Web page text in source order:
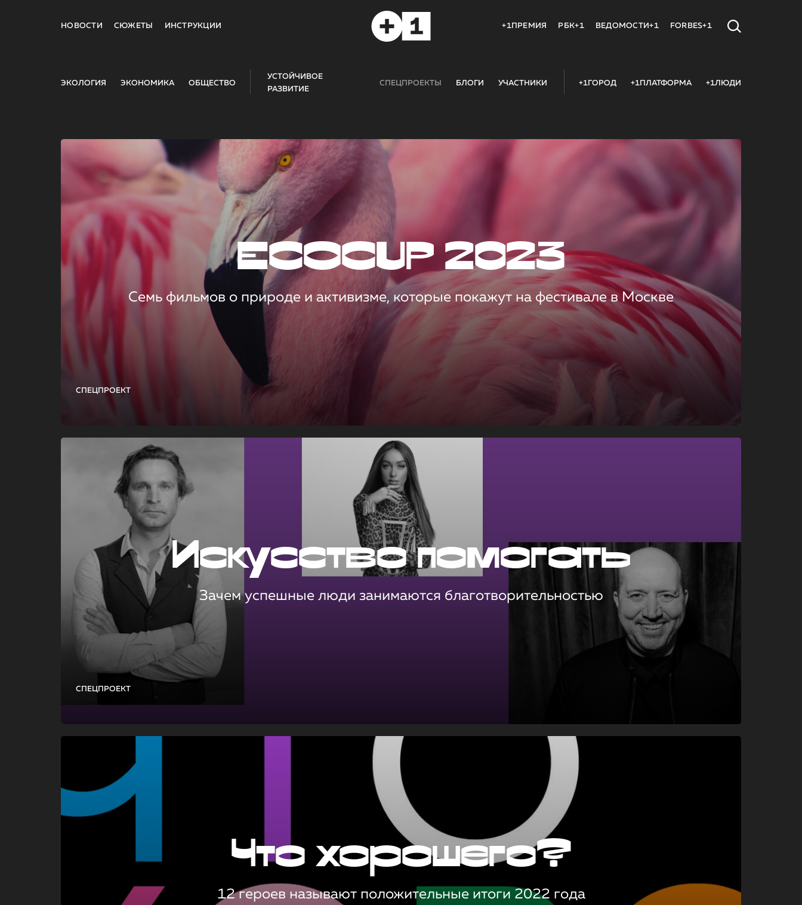
НОВОСТИ СЮЖЕТЫ ИНСТРУКЦИИ +1ПРЕМИЯ РБК+1 ВЕДОМОСТИ+1 FORBES+1
ЭКОЛОГИЯ ЭКОНОМИКА ОБЩЕСТВО
УСТОЙЧИВОЕ
РАЗВИТИЕ
СПЕЦПРОЕКТЫ БЛОГИ УЧАСТНИКИ +1ГОРОД +1ПЛАТФОРМА +1ЛЮДИ
СПЕЦПРОЕКТ
ECOCUP 2023
Семь фильмов о природе и активизме, которые покажут на фестивале в Москве
СПЕЦПРОЕКТ
Искусство помогать
Зачем успешные люди занимаются благотворительностью
Что хорошего?
12 героев называют положительные итоги 2022 года